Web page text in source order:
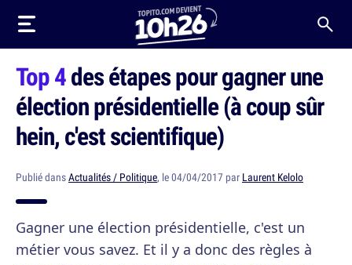
Top 4des étapes pour gagner une
élection présidentielle (à coup sûr
hein, c'est scientifique)
Publié dansActualités / Politique, le 04/04/2017 par Laurent Kelolo
Gagner une élection présidentielle, c'est un
métier vous savez. Et il y a donc des règles à